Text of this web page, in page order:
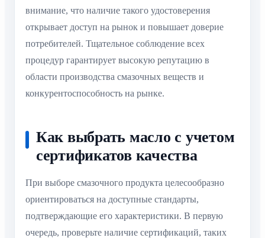
внимание, что наличие такого удостоверения
открывает доступ на рынок и повышает доверие
потребителей. Тщательное соблюдение всех
процедур гарантирует высокую репутацию в
области производства смазочных веществ и
конкурентоспособность на рынке.
Как выбрать масло с учетом
сертификатов качества
При выборе смазочного продукта целесообразно
ориентироваться на доступные стандарты,
подтверждающие его характеристики. В первую
очередь, проверьте наличие сертификаций, таких